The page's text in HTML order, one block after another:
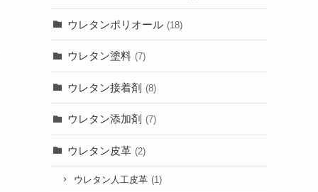
ウレタンポリオール (18)
ウレタン塗料 (7)
ウレタン接着剤 (8)
ウレタン添加剤 (7)
ウレタン皮革 (2)
ウレタン人工皮革 (1)